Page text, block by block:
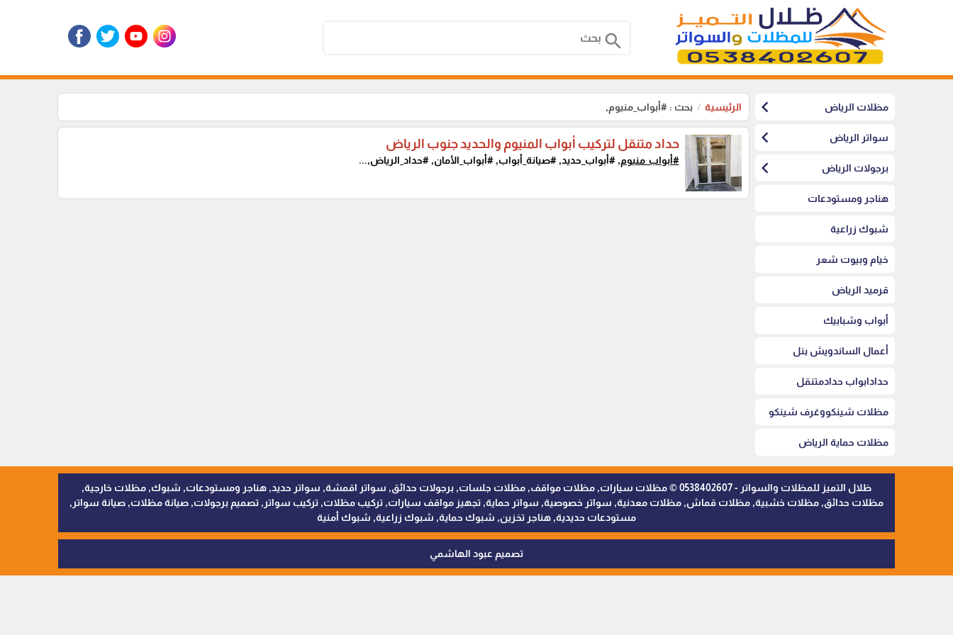
search
مظلات الرياض chevron_left
سواتر الرياض chevron_left
برجولات الرياض chevron_left
هناجر ومستودعات
شبوك زراعية
خيام وبيوت شعر
قرميد الرياض
أبواب وشبابيك
أعمال الساندويش بنل
حدادابواب حدادمتنقل
مظلات شينكووغرف شينكو
مظلات حماية الرياض
الرئيسية بحث : #أبواب_منيوم,
حداد متنقل لتركيب أبواب المنيوم والحديد جنوب الرياض
#أبواب_منيوم, #أبواب_حديد, #صيانة_أبواب, #أبواب_الأمان, #حداد_الرياض,...
ظلال التميز للمظلات والسواتر - 0538402607 © مظلات سيارات, مظلات مواقف, مظلات جلسات, برجولات حدائق, سواتر اقمشة, سواتر حديد, هناجر ومستودعات, شبوك, مظلات خارجية,
مظلات حدائق, مظلات خشبية, مظلات قماش, مظلات معدنية, سواتر خصوصية, سواتر حماية, تجهيز مواقف سيارات, تركيب مظلات, تركيب سواتر, تصميم برجولات, صيانة مظلات, صيانة سواتر,
مستودعات حديدية, هناجر تخزين, شبوك حماية, شبوك زراعية, شبوك أمنية
تصميم عبود الهاشمي